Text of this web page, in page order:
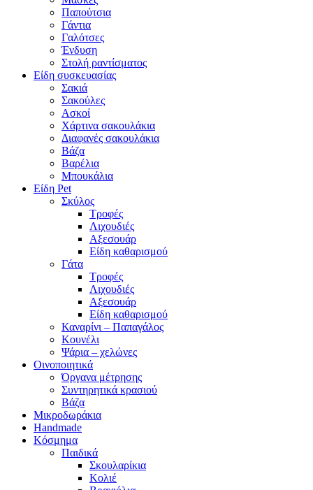
Παπούτσια
Γάντια
Γαλότσες
Ένδυση
Στολή ραντίσματος
Είδη συσκευασίας
Σακιά
Σακούλες
Ασκοί
Χάρτινα σακουλάκια
Διαφανές σακουλάκια
Βάζα
Βαρέλια
Μπουκάλια
Είδη Pet
Σκύλος
Τροφές
Λιχουδιές
Αξεσουάρ
Είδη καθαρισμού
Γάτα
Τροφές
Λιχουδιές
Αξεσουάρ
Είδη καθαρισμού
Καναρίνι – Παπαγάλος
Κουνέλι
Ψάρια – χελώνες
Οινοποιητικά
Όργανα μέτρησης
Συντηρητικά κρασιού
Βάζα
Μικροδωράκια
Handmade
Κόσμημα
Παιδικά
Σκουλαρίκια
Κολιέ